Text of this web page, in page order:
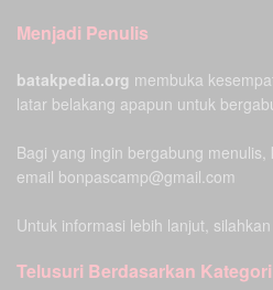
Menjadi Penulis
batakpedia.org membuka
latar belakang apapun untuk
Bagi yang ingin bergabung
email bonpascamp@gmail.com
Untuk informasi lebih lanjut,
Telusuri Berdasarkan Kategori